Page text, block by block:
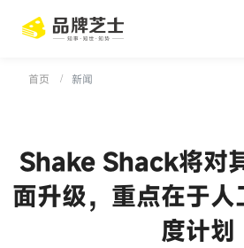
首页 新闻
Shake Shack将对
面升级，重点在于
度计划